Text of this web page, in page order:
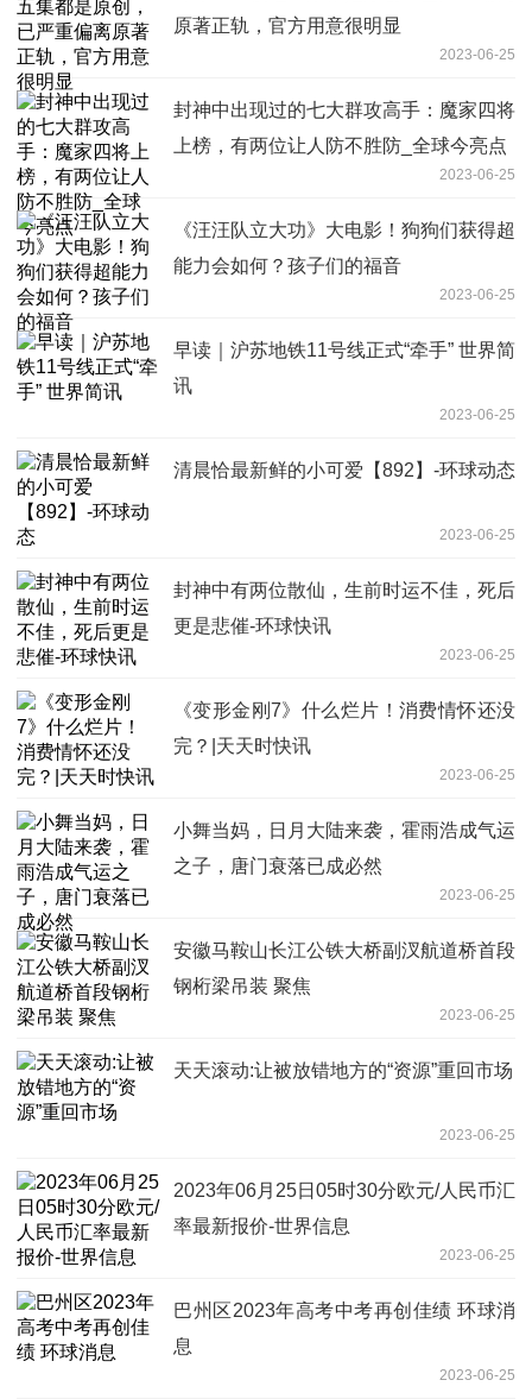
原著正轨，官方用意很明显
2023-06-25
封神中出现过的七大群攻高手：魔家四将
上榜，有两位让人防不胜防_全球今亮点
2023-06-25
《汪汪队立大功》大电影！狗狗们获得超
能力会如何？孩子们的福音
2023-06-25
早读｜沪苏地铁11号线正式“牵手” 世界简
讯
2023-06-25
清晨恰最新鲜的小可爱【892】-环球动态
2023-06-25
封神中有两位散仙，生前时运不佳，死后
更是悲催-环球快讯
2023-06-25
《变形金刚7》什么烂片！消费情怀还没
完？|天天时快讯
2023-06-25
小舞当妈，日月大陆来袭，霍雨浩成气运
之子，唐门衰落已成必然
2023-06-25
安徽马鞍山长江公铁大桥副汊航道桥首段
钢桁梁吊装 聚焦
2023-06-25
天天滚动:让被放错地方的“资源”重回市场
2023-06-25
2023年06月25日05时30分欧元/人民币汇
率最新报价-世界信息
2023-06-25
巴州区2023年高考中考再创佳绩 环球消
息
2023-06-25